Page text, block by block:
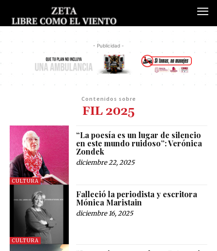
- Publicidad -
Contenidos sobre
FIL 2025
CULTURA
“La poesía es un lugar de silencio
en este mundo ruidoso”: Verónica
Zondek
diciembre 22, 2025
CULTURA
Falleció la periodista y escritora
Mónica Maristain
diciembre 16, 2025